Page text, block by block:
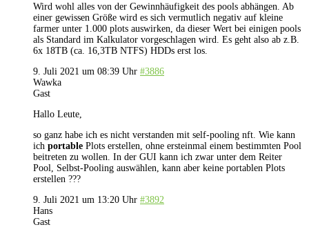
Wird wohl alles von der Gewinnhäufigkeit des pools abhängen. Ab
einer gewissen Größe wird es sich vermutlich negativ auf kleine
farmer unter 1.000 plots auswirken, da dieser Wert bei einigen pools
als Standard im Kalkulator vorgeschlagen wird. Es geht also ab z.B.
6x 18TB (ca. 16,3TB NTFS) HDDs erst los.
9. Juli 2021 um 08:39 Uhr #3886
Wawka
Gast
Hallo Leute,
so ganz habe ich es nicht verstanden mit self-pooling nft. Wie kann
ich portable Plots erstellen, ohne ersteinmal einem bestimmten Pool
beitreten zu wollen. In der GUI kann ich zwar unter dem Reiter
Pool, Selbst-Pooling auswählen, kann aber keine portablen Plots
erstellen ???
9. Juli 2021 um 13:20 Uhr #3892
Hans
Gast